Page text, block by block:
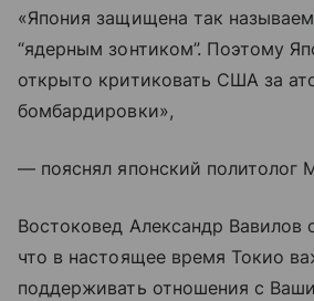
«Япония защищена так
“ядерным зонтиком”. Поэтому
открыто критиковать США за
бомбардировки»,
— пояснял японский политолог
Востоковед Александр Вавилов
что в настоящее время Токио
поддерживать отношения с